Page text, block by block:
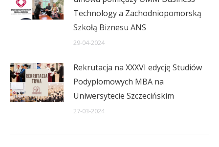
Technology a Zachodniopomorską
Szkołą Biznesu ANS
29-04-2024
Rekrutacja na XXXVI edycję Studiów
Podyplomowych MBA na
Uniwersytecie Szczecińskim
27-03-2024